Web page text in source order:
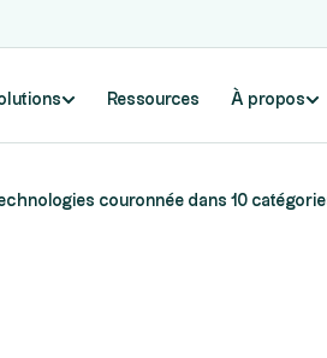
Ressources À propos
couronnée dans 10